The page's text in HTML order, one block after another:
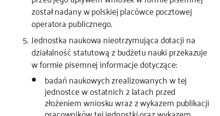
został nadany w polskiej placówce pocztowej
operatora publicznego.
Jednostka naukowa nieotrzymująca dotacji na
działalność statutową z budżetu nauki przekazuje
w formie pisemnej informacje dotyczące:
badań naukowych zrealizowanych w tej
jednostce w ostatnich 2 latach przed
złożeniem wniosku wraz z wykazem publikacji